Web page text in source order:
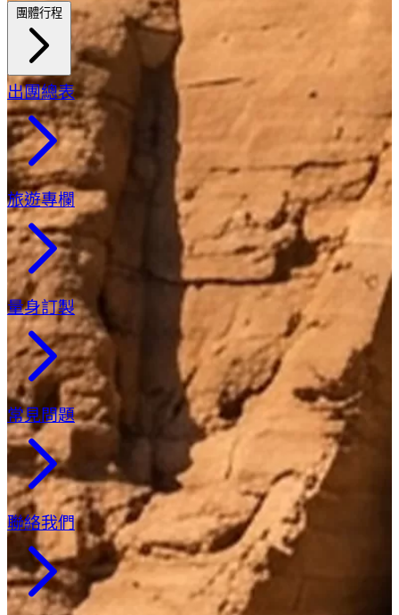
團體行程
出團總表
旅遊專欄
量身訂製
常見問題
聯絡我們